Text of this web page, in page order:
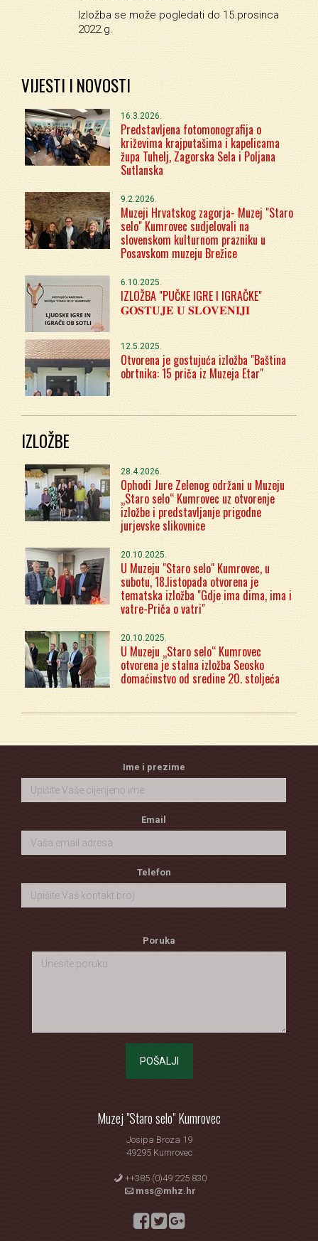
Izložba se može pogledati do 15.prosinca
2022.g.
VIJESTI I NOVOSTI
16.3.2026.
Predstavljena fotomonografija o
križevima krajputašima i kapelicama
župa Tuhelj, Zagorska Sela i Poljana
Sutlanska
9.2.2026.
Muzeji Hrvatskog zagorja- Muzej "Staro
selo" Kumrovec sudjelovali na
slovenskom kulturnom prazniku u
Posavskom muzeju Brežice
6.10.2025.
IZLOŽBA "PUČKE IGRE I IGRAČKE"
𝐆𝐎𝐒𝐓𝐔𝐉𝐄 𝐔 𝐒𝐋𝐎𝐕𝐄𝐍𝐈𝐉𝐈
12.5.2025.
Otvorena je gostujuća izložba "Baština
obrtnika: 15 priča iz Muzeja Etar"
IZLOŽBE
28.4.2026.
Ophodi Jure Zelenog održani u Muzeju
„Staro selo“ Kumrovec uz otvorenje
izložbe i predstavljanje prigodne
jurjevske slikovnice
20.10.2025.
U Muzeju "Staro selo" Kumrovec, u
subotu, 18.listopada otvorena je
tematska izložba "Gdje ima dima, ima i
vatre-Priča o vatri"
20.10.2025.
U Muzeju „Staro selo“ Kumrovec
otvorena je stalna izložba Seosko
domaćinstvo od sredine 20. stoljeća
Ime i prezime
Email
Telefon
Poruka
POŠALJI
Muzej "Staro selo" Kumrovec
Josipa Broza 19
49295 Kumrovec
++385 (0)49 225 830
mss@mhz.hr